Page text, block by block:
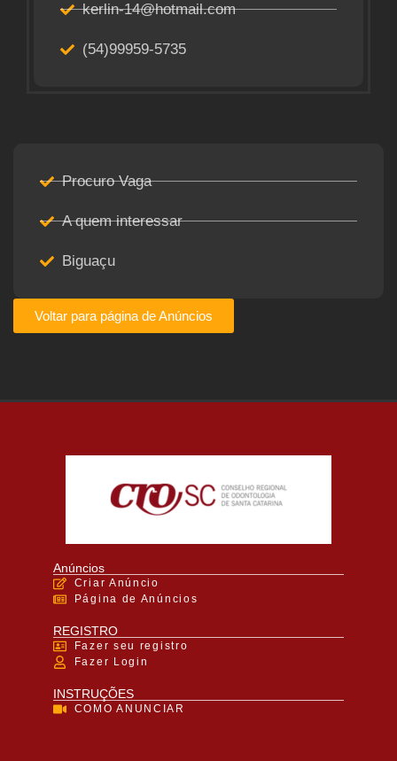
kerlin-14@hotmail.com
(54)99959-5735
Procuro Vaga
A quem interessar
Biguaçu
Voltar para página de Anúncios
Anúncios
Criar Anúncio
Página de Anúncios
REGISTRO
Fazer seu registro
Fazer Login
INSTRUÇÕES
COMO ANUNCIAR